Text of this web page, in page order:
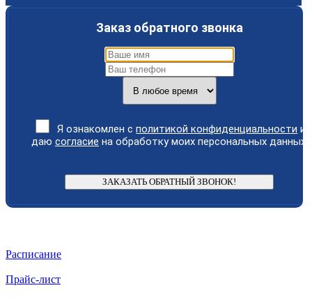
Заказ обратного звонка
Я ознакомлен сполитикой конфиденциальности и
даю согласие на обработку моих персональных данных.
Расписание
Прайс-лист